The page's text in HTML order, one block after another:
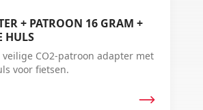
+ PATROON 16 GRAM +
HULS
veilige CO2-patroon adapter met
voor fietsen.